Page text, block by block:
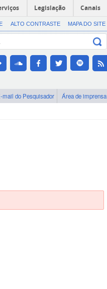
Legislação Canais
ALTO CONTRASTE MAPA DO SITE
mail do Pesquisador Área de imprensa